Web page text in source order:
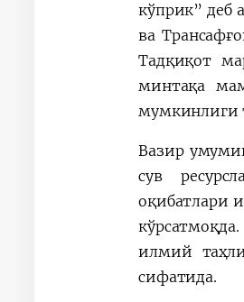
кўприк” деб
ва
Тадқиқот
минтақа
мумкинлиги
Вазир
сув
оқибатлари
илмий
сифатида.